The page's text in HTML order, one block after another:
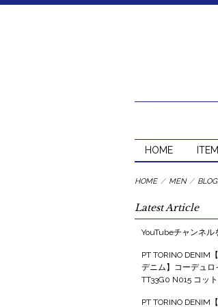
HOME
HOME / MEN /
Latest Article
YouTubeチャンネル
PT TORINO DENIM
デニム】コーデュロ
TT33G0 N015 コッ
PT TORINO DENIM